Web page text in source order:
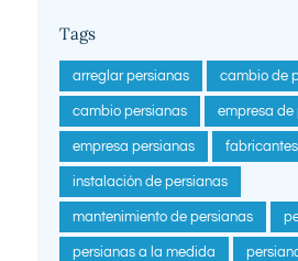
Tags
arreglar persianas cambio de
cambio persianas empresa de
empresa persianas
instalación de persianas
mantenimiento de persianas
persianas a la medida